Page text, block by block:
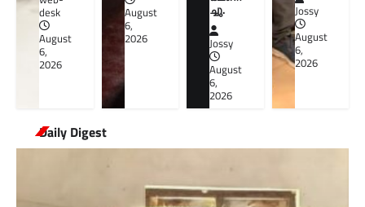
desk
August
6,
2026
August
6,
2026
ച്ചു.
Jossy
August
6,
2026
Jossy
August
6,
2026
Daily Digest